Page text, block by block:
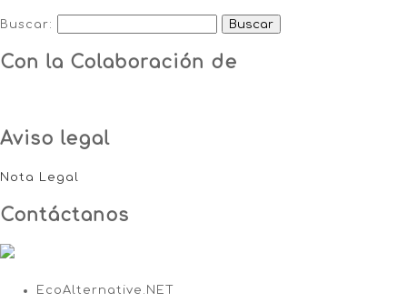
Buscar:
Con la Colaboración de
Aviso legal
Nota Legal
Contáctanos
EcoAlternative.NET